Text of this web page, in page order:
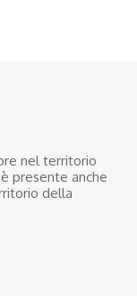
nel territorio
presente anche
della